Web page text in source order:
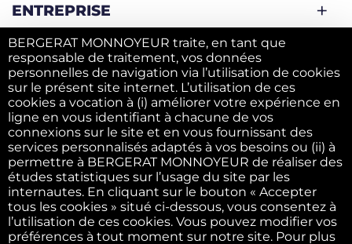
ENTREPRISE
Mentions légales
Politique des données personnelles
Politique des cookies
Conditions générales d’utilisation
BERGERAT MONNOYEUR traite, en tant que
responsable de traitement, vos données
personnelles de navigation via l’utilisation de cookies
sur le présent site internet. L’utilisation de ces
cookies a vocation à (i) améliorer votre expérience en
ligne en vous identifiant à chacune de vos
connexions sur le site et en vous fournissant des
services personnalisés adaptés à vos besoins ou (ii) à
permettre à BERGERAT MONNOYEUR de réaliser des
études statistiques sur l’usage du site par les
internautes. En cliquant sur le bouton « Accepter
tous les cookies » situé ci-dessous, vous consentez à
l’utilisation de ces cookies. Vous pouvez modifier vos
préférences à tout moment sur notre site. Pour plus